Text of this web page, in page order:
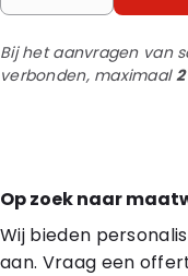
Bij het aanvragen van
verbonden, maximaal
Op zoek naar
Wij bieden
aan. Vraag een